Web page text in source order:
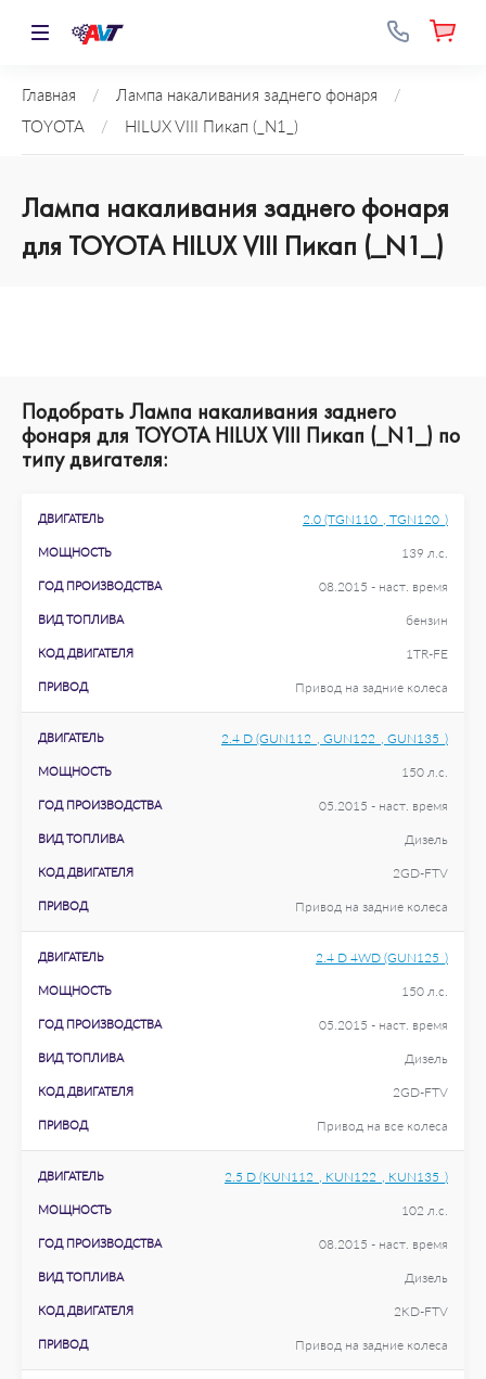
Главная / Лампа накаливания заднего фонаря
/
TOYOTA
/ HILUX VIII Пикап (_N1_)
Лампа накаливания заднего фонаря
для TOYOTA HILUX VIII Пикап (_N1_)
Подобрать Лампа накаливания заднего
фонаря для TOYOTA HILUX VIII Пикап (_N1_) по
типу двигателя:
ДВИГАТЕЛЬ 2.0 (TGN110_, TGN120_)
МОЩНОСТЬ 139 л.с.
ГОД ПРОИЗВОДСТВА 08.2015 - наст. время
ВИД ТОПЛИВА бензин
КОД ДВИГАТЕЛЯ 1TR-FE
ПРИВОД Привод на задние колеса
ДВИГАТЕЛЬ 2.4 D (GUN112_, GUN122_, GUN135_)
МОЩНОСТЬ 150 л.с.
ГОД ПРОИЗВОДСТВА 05.2015 - наст. время
ВИД ТОПЛИВА Дизель
КОД ДВИГАТЕЛЯ 2GD-FTV
ПРИВОД Привод на задние колеса
ДВИГАТЕЛЬ 2.4 D 4WD (GUN125_)
МОЩНОСТЬ 150 л.с.
ГОД ПРОИЗВОДСТВА 05.2015 - наст. время
ВИД ТОПЛИВА Дизель
КОД ДВИГАТЕЛЯ 2GD-FTV
ПРИВОД Привод на все колеса
ДВИГАТЕЛЬ 2.5 D (KUN112_, KUN122_, KUN135_)
МОЩНОСТЬ 102 л.с.
ГОД ПРОИЗВОДСТВА 08.2015 - наст. время
ВИД ТОПЛИВА Дизель
КОД ДВИГАТЕЛЯ 2KD-FTV
ПРИВОД Привод на задние колеса